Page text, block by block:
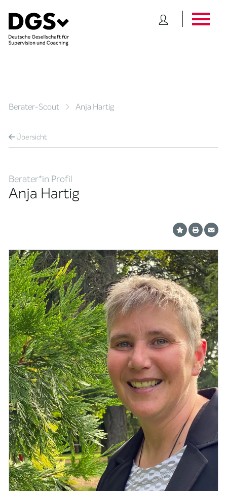
Berater-Scout Anja Hartig
Übersicht
Berater*in Profil
Anja Hartig